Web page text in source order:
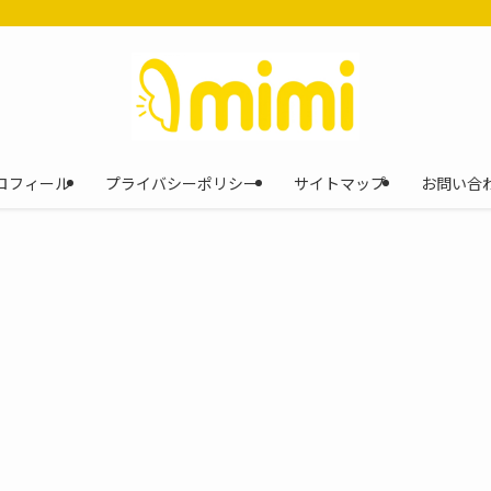
フィール プライバシーポリシー サイトマップ お問い合